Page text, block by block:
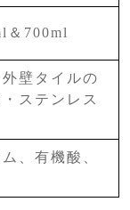
ぎたせいか、ペー
なってしまいまし
。
ました。
＆700ml
壁タイルの
ステンレス
、有機酸、